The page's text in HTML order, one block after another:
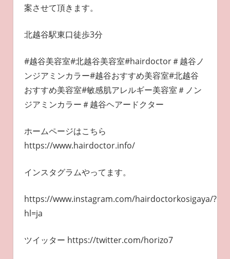
案させて頂きます。
北越谷駅東口徒歩3分
#越谷美容室#北越谷美容室#hairdoctor＃越谷ノ
ンジアミンカラー#越谷おすすめ美容室#北越谷
おすすめ美容室#敏感肌アレルギー美容室＃ノン
ジアミンカラー＃越谷ヘアードクター
ホームページはこちら
https://www.hairdoctor.info/
インスタグラムやってます。
https://www.instagram.com/hairdoctorkosigaya/?
hl=ja
ツイッター https://twitter.com/horizo7